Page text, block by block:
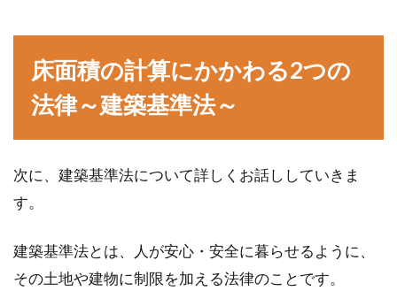
は建築に関する制限があるため、あらかじめそ
の制限につい...
賃貸の畳にベッドを置くときの注意
り、畳の部屋を寝室として使うこともあるでし
ょう。そ...
床面積の計算にかかわる2つの
法律～建築基準法～
次に、建築基準法について詳しくお話ししていきま
す。
建築基準法とは、人が安心・安全に暮らせるように、
その土地や建物に制限を加える法律のことです。